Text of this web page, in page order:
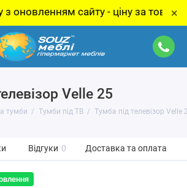
сайту - ціну за товар ×
Velle 25
тумби Тумби під ТВ Тумба під телевізор Velle
Відгуки 0 Доставка та оплата